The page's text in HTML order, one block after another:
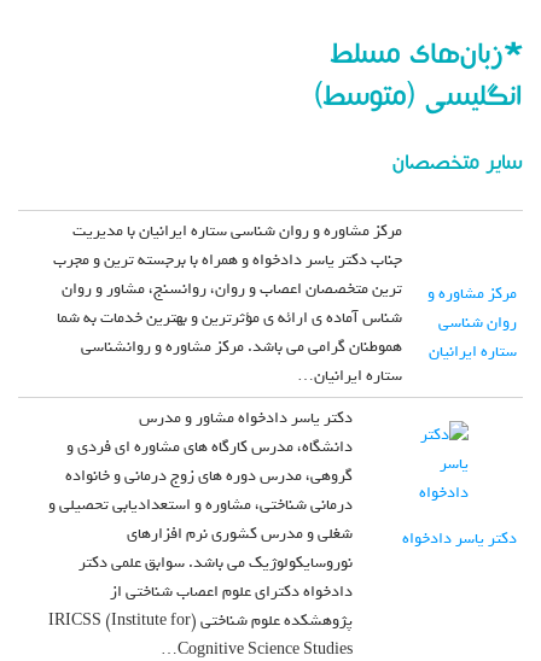
*زبان‌های مسلط
انگلیسی (متوسط)
سایر متخصصان
مرکز مشاوره و
روان شناسی
ستاره ایرانیان
مرکز مشاوره و روان شناسی ستاره ایرانیان با مدیریت
جناب دکتر یاسر دادخواه و همراه با برجسته ترین و مجرب
ترین متخصصان اعصاب و روان، روانسنج، مشاور و روان
شناس آماده ی ارائه ی مؤثرترین و بهترین خدمات به شما
هموطنان گرامی می باشد. مرکز مشاوره و روانشناسی
ستاره ایرانیان…
دکتر یاسر دادخواه
دکتر یاسر دادخواه مشاور و مدرس
دانشگاه، مدرس کارگاه های مشاوره ای فردی و
گروهی، مدرس دوره های زوج درمانی و خانواده
درمانی شناختی، مشاوره و استعدادیابی تحصیلی و
شغلی و مدرس کشوری نرم افزارهای
نوروسایکولوژیک می باشد. سوابق علمی دکتر
دادخواه دکترای علوم اعصاب شناختی از
پژوهشکده علوم شناختی (IRICSS (Institute for
Cognitive Science Studies…